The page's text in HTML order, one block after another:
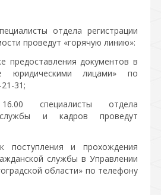
отдела регистрации
проведут «горячую линию»:
предоставления документов в
юридическими лицами» по
31;
специалисты отдела
службы и кадров проведут
поступления и прохождения
службы в Управлении
области» по телефону